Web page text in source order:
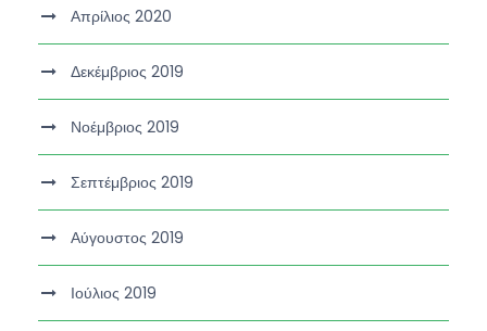
Απρίλιος 2020
Δεκέμβριος 2019
Νοέμβριος 2019
Σεπτέμβριος 2019
Αύγουστος 2019
Ιούλιος 2019